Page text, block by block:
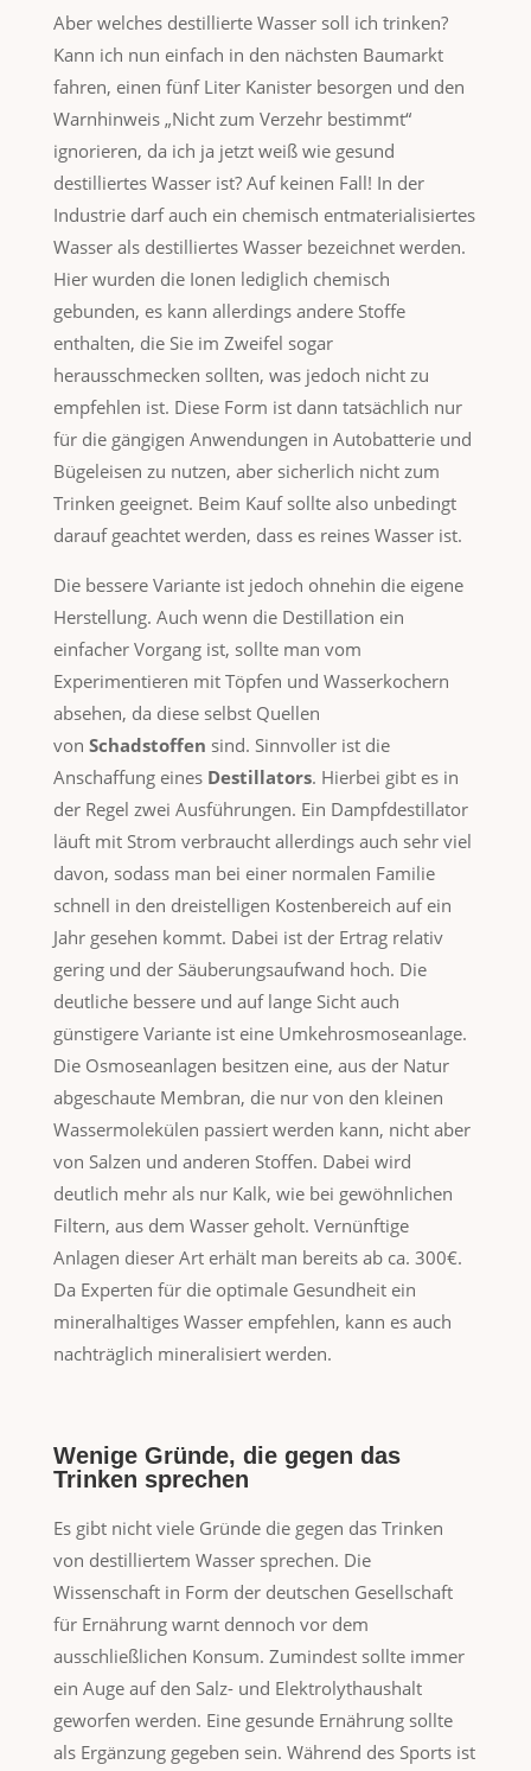
Aber welches destillierte Wasser soll ich trinken?
Kann ich nun einfach in den nächsten Baumarkt
fahren, einen fünf Liter Kanister besorgen und den
Warnhinweis „Nicht zum Verzehr bestimmt“
ignorieren, da ich ja jetzt weiß wie gesund
destilliertes Wasser ist? Auf keinen Fall! In der
Industrie darf auch ein chemisch entmaterialisiertes
Wasser als destilliertes Wasser bezeichnet werden.
Hier wurden die Ionen lediglich chemisch
gebunden, es kann allerdings andere Stoffe
enthalten, die Sie im Zweifel sogar
herausschmecken sollten, was jedoch nicht zu
empfehlen ist. Diese Form ist dann tatsächlich nur
für die gängigen Anwendungen in Autobatterie und
Bügeleisen zu nutzen, aber sicherlich nicht zum
Trinken geeignet. Beim Kauf sollte also unbedingt
darauf geachtet werden, dass es reines Wasser ist.
Die bessere Variante ist jedoch ohnehin die eigene
Herstellung. Auch wenn die Destillation ein
einfacher Vorgang ist, sollte man vom
Experimentieren mit Töpfen und Wasserkochern
absehen, da diese selbst Quellen
von Schadstoffen sind. Sinnvoller ist die
Anschaffung eines Destillators. Hierbei gibt es in
der Regel zwei Ausführungen. Ein Dampfdestillator
läuft mit Strom verbraucht allerdings auch sehr viel
davon, sodass man bei einer normalen Familie
schnell in den dreistelligen Kostenbereich auf ein
Jahr gesehen kommt. Dabei ist der Ertrag relativ
gering und der Säuberungsaufwand hoch. Die
deutliche bessere und auf lange Sicht auch
günstigere Variante ist eine Umkehrosmoseanlage.
Die Osmoseanlagen besitzen eine, aus der Natur
abgeschaute Membran, die nur von den kleinen
Wassermolekülen passiert werden kann, nicht aber
von Salzen und anderen Stoffen. Dabei wird
deutlich mehr als nur Kalk, wie bei gewöhnlichen
Filtern, aus dem Wasser geholt. Vernünftige
Anlagen dieser Art erhält man bereits ab ca. 300€.
Da Experten für die optimale Gesundheit ein
mineralhaltiges Wasser empfehlen, kann es auch
nachträglich mineralisiert werden.
Wenige Gründe, die gegen das
Trinken sprechen
Es gibt nicht viele Gründe die gegen das Trinken
von destilliertem Wasser sprechen. Die
Wissenschaft in Form der deutschen Gesellschaft
für Ernährung warnt dennoch vor dem
ausschließlichen Konsum. Zumindest sollte immer
ein Auge auf den Salz- und Elektrolythaushalt
geworfen werden. Eine gesunde Ernährung sollte
als Ergänzung gegeben sein. Während des Sports ist